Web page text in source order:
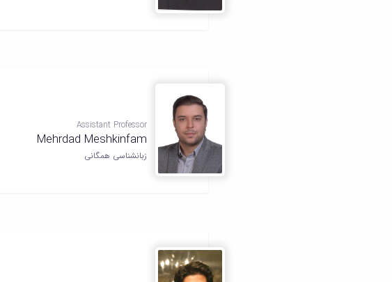
Assistant Professor
Mehrdad Meshkinfam
زبانشناسی همگانی